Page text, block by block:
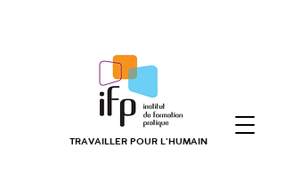
TRAVAILLER POUR L'HUMAIN